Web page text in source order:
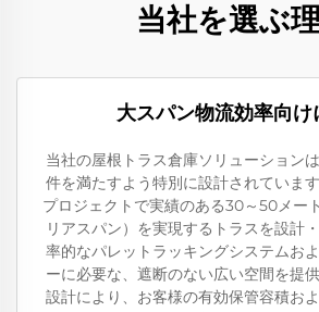
当社を選ぶ
大スパン物流効率向け
当社の屋根トラス倉庫ソリューション
件を満たすよう特別に設計されていま
プロジェクトで実績のある30～50メー
リアスパン）を実現するトラスを設計
率的なパレットラッキングシステムお
ーに必要な、遮断のない広い空間を提
設計により、お客様の有効保管容積お